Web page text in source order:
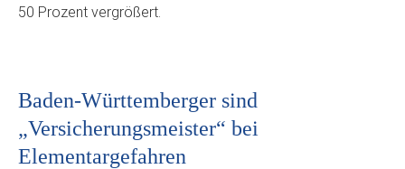
50 Prozent vergrößert.
Baden-Württemberger sind
„Versicherungsmeister“ bei
Elementargefahren